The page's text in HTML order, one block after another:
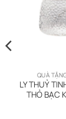
QUÀ
LY THUỶ
THỎ BẠC